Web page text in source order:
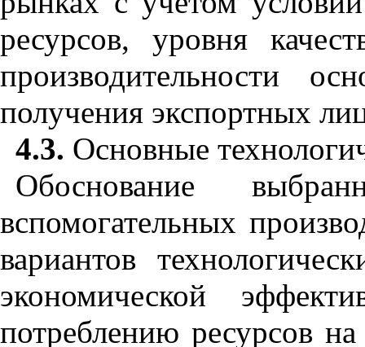
ресурсов, уровня
производительности
получения экспортных
4.3. Основные
Обоснование
вспомогательных
вариантов
экономической
потреблению ресурсов